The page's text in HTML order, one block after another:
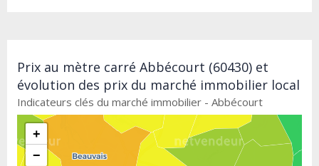
Prix au mètre carré Abbécourt (60430) et
évolution des prix du marché immobilier local
Indicateurs clés du marché immobilier - Abbécourt
+
−